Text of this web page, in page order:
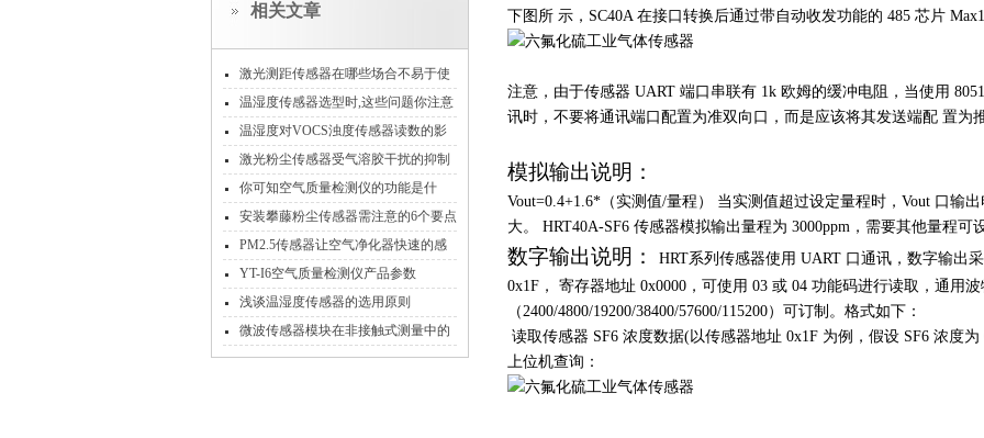
相关文章
激光测距传感器在哪些场合不易于使
用？
温湿度传感器选型时,这些问题你注意
了吗?
温湿度对VOCS浊度传感器读数的影
响及补偿方法
激光粉尘传感器受气溶胶干扰的抑制
方法
你可知空气质量检测仪的功能是什
么？
安装攀藤粉尘传感器需注意的6个要点
PM2.5传感器让空气净化器快速的感
知空气质量变化
YT-I6空气质量检测仪产品参数
浅谈温湿度传感器的选用原则
微波传感器模块在非接触式测量中的
价值与潜力
下图所 示， SC40A 在接口转换后通过带自动收发功能的 485 芯片
注意，由于传感器 UART 端口串联有 1k 欧姆的缓冲电阻，当使用 8051
讯时，不要将通讯端口配置为准双向口，而是应该将其发送端配 置为
模拟输出说明：
Vout=0.4+1.6* （实测值/量程） 当实测值超过设定量程时， Vout 口输
大。 HRT40A-SF6 传感器模拟输出量程为 3000ppm ，需要其他量程可
数字输出说明： HRT系列传感器使用 UART 口通讯，数字输出
0x1F ， 寄存器地址 0x0000 ，可使用 03 或 04 功能码进行读取，通用波
（2400/4800/19200/38400/57600/115200）可订制。格式如下：
读取传感器 SF6 浓度数据(以传感器地址 0x1F 为例，假设 SF6 浓度为
上位机查询：